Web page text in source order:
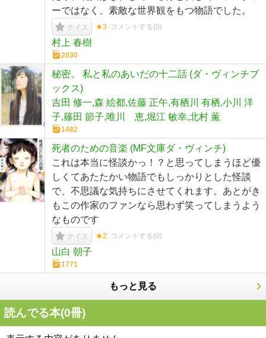
ーではなく、素敵な世界観をもつ物語でした。
ナイス ★3 コメントする(0)
村上 春樹
2030
秘密。 私と私のあいだの十二話 (ダ・ヴィンチブ
ックス)
吉田 修一,森 絵都,佐藤 正午,有栖川 有栖,小川 洋
子,篠田 節子,唯川 恵,堀江 敏幸,北村 薫
1482
死者のための音楽 (MF文庫ダ・ヴィンチ)
これは本当に怪談かっ！？と思ってしまうほど優
しくてあたたかい物語でもしっかりとした怪談
で、不思議な気持ちにさせてくれます。あとがき
もこの作家のファンなら思わず笑ってしまうよう
なものです
ナイス ★2 コメントする(0)
山白 朝子
1771
もっと見る
読んでる本(0冊)